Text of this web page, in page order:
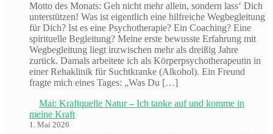
Motto des Monats: Geh nicht mehr allein, sondern lass‘ Dich
unterstützen! Was ist eigentlich eine hilfreiche Wegbegleitung
für Dich? Ist es eine Psychotherapie? Ein Coaching? Eine
spirituelle Begleitung? Meine erste bewusste Erfahrung mit
Wegbegleitung liegt inzwischen mehr als dreißig Jahre
zurück. Damals arbeitete ich als Körperpsychotherapeutin in
einer Rehaklinik für Suchtkranke (Alkohol). Ein Freund
fragte mich eines Tages: „Was Du […]
Mai: Kraftquelle Natur – Ich tanke auf und komme in
meine Kraft
1. Mai 2026